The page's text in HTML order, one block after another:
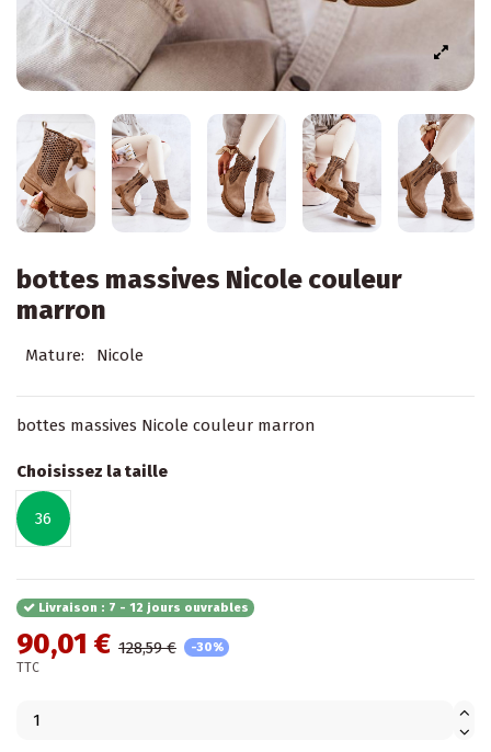
bottes massives Nicole couleur
marron
Mature: Nicole
bottes massives Nicole couleur marron
Choisissez la taille
36
Livraison : 7 - 12 jours ouvrables
90,01 € 128,59 €
-30%
TTC